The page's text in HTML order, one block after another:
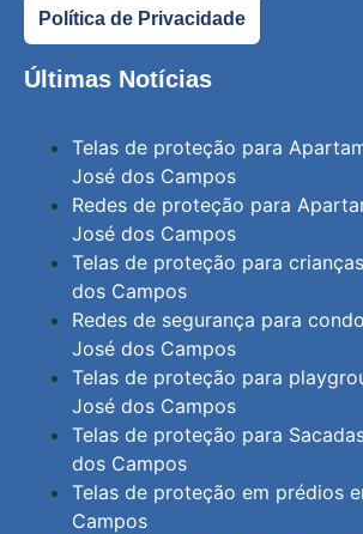
Política de Privacidade
Últimas Notícias
Telas de proteção para
José dos Campos
Redes de proteção para
José dos Campos
Telas de proteção para
dos Campos
Redes de segurança para
José dos Campos
Telas de proteção para
José dos Campos
Telas de proteção para
dos Campos
Telas de proteção em prédios
Campos